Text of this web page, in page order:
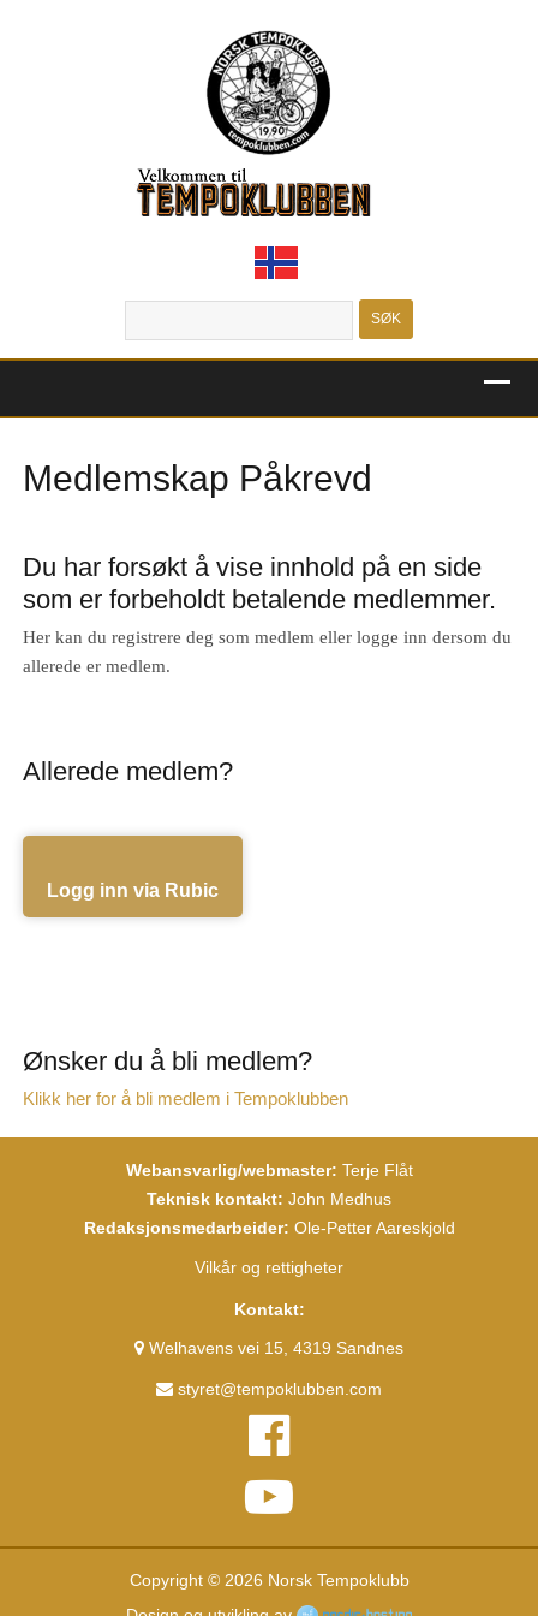
Medlemskap Påkrevd
Du har forsøkt å vise innhold på en side
som er forbeholdt betalende medlemmer.
Her kan du registrere deg som medlem eller logge inn dersom du
allerede er medlem.
Allerede medlem?
Logg inn via Rubic
Ønsker du å bli medlem?
Klikk her for å bli medlem i Tempoklubben
Webansvarlig/webmaster: Terje Flåt
Teknisk kontakt: John Medhus
Redaksjonsmedarbeider: Ole-Petter Aareskjold
Vilkår og rettigheter
Kontakt:
Welhavens vei 15, 4319 Sandnes
styret@tempoklubben.com
Copyright © 2026 Norsk Tempoklubb